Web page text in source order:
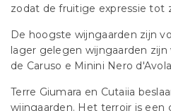
zodat de fruitige expressie tot
De hoogste wijngaarden zijn
lager gelegen wijngaarden
de Caruso e Minini Nero
Terre Giumara en Cutaiia
wijngaarden. Het terroir is een